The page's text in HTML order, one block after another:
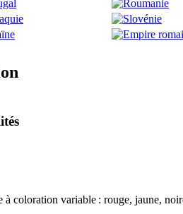
coloration variable : rouge, jaune,